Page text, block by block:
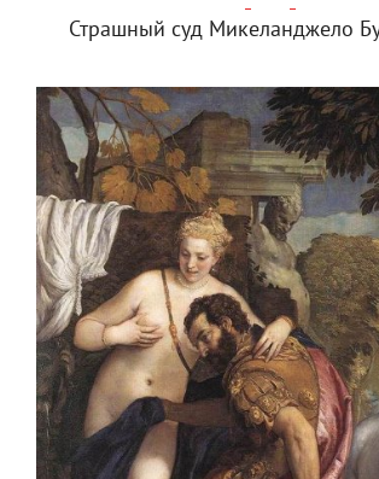
Страшный суд Микеланджело